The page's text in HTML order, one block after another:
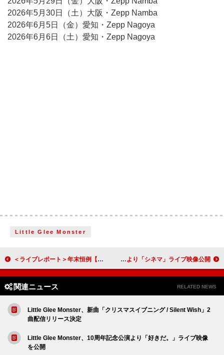
2026年5月30日（土）大阪・Zepp Namba
2026年6月5日（金）愛知・Zepp Nagoya
2026年6月6日（土）愛知・Zepp Nagoya
Little Glee Monster
＜ライブレポート＞年末恒例【RADIO CRAZY】が開幕 バンプ／サカナクション／Vaundy／エルレら100組超のアーティストが集結する年末のビッグパーティー aiko、ライブツアー【Love Like Rock vol.10】より「シネマ」ライブ映像公開
関連ニュース RELATED NEWS
Little Glee Monster、新曲「クリスマスイブニング / Silent Wish」2
曲配信リリース決定
Little Glee Monster、10周年記念公演より「好きだ。」ライブ映像
を公開